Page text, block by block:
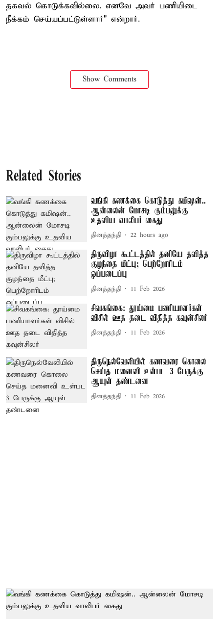
தகவல் கொடுக்கவில்லை. எனவே அவர் பணியிடை
நீக்கம் செய்யப்பட்டுள்ளார்" என்றார்.
Show Comments
Related Stories
வங்கி கணக்கை கொடுத்து கமிஷன்..
ஆன்லைன் மோசடி கும்பலுக்கு
உதவிய வாலிபர் கைது
தினத்தந்தி 22 hours ago
திருவிழா கூட்டத்தில் தனியே தவித்த
குழந்தை மீட்பு; பெற்றோரிடம்
ஒப்படைப்பு
தினத்தந்தி 11 Feb 2026
சிவகங்கை: தூய்மை பணியாளர்கள்
விசில் ஊத தடை விதித்த கவுன்சிலர்
தினத்தந்தி 11 Feb 2026
திருநெல்வேலியில் கணவரை கொலை
செய்த மனைவி உள்பட 3 பேருக்கு
ஆயுள் தண்டனை
தினத்தந்தி 11 Feb 2026